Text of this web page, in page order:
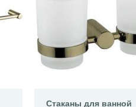
Стаканы для ванной